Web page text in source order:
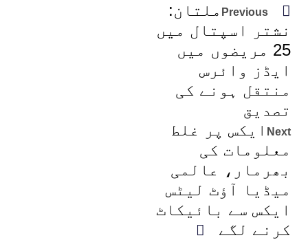
Previous ملتان:
نشتر اسپتال میں
25 مریضوں میں
ایڈز وائرس
منتقل ہونے کی
تصدیق
Next ایکس پر غلط
معلومات کی
بھرمار، عالمی
میڈیا آؤٹ لیٹس
ایکس سے بائیکاٹ
کرنے لگے